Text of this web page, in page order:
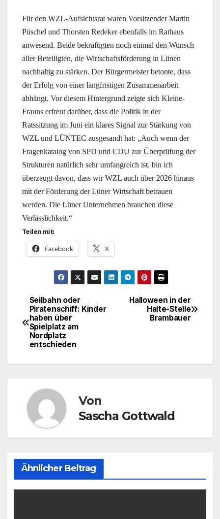
Für den WZL-Aufsichtsrat waren Vorsitzender Martin
Püschel und Thorsten Redeker ebenfalls im Rathaus
anwesend. Beide bekräftigten noch einmal den Wunsch
aller Beteiligten, die Wirtschaftsförderung in Lünen
nachhaltig zu stärken. Der Bürgermeister betonte, dass
der Erfolg von einer langfristigen Zusammenarbeit
abhängt. Vor diesem Hintergrund zeigte sich Kleine-
Frauns erfreut darüber, dass die Politik in der
Ratssitzung im Juni ein klares Signal zur Stärkung von
WZL und LÜNTEC ausgesandt hat: „Auch wenn der
Fragenkatalog von SPD und CDU zur Überprüfung der
Strukturen natürlich sehr umfangreich ist, bin ich
überzeugt davon, dass wir WZL auch über 2026 hinaus
mit der Förderung der Lüner Wirtschaft betrauen
werden. Die Lüner Unternehmen brauchen diese
Verlässlichkeit.“
Teilen mit:
Facebook X
Beitragsnavigation
Halloween in der
Halte-Stelle
Brambauer
Seilbahn oder
Piratenschiff: Kinder
haben über
Spielplatz am
Nordplatz
entschieden
Von
Sascha Gottwald
Ähnlicher Beitrag